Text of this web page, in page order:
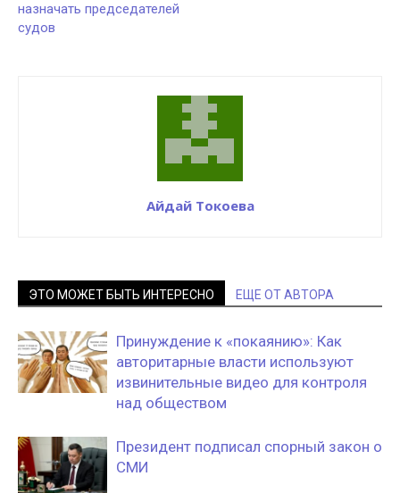
назначать председателей
судов
Айдай Токоева
ЭТО МОЖЕТ БЫТЬ ИНТЕРЕСНО ЕЩЕ ОТ АВТОРА
Принуждение к «покаянию»: Как
авторитарные власти используют
извинительные видео для контроля
над обществом
Президент подписал спорный закон о
СМИ